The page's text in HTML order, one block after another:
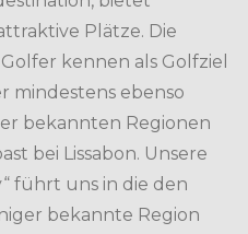
Plätze. Die
kennen als Golfziel
mindestens ebenso
bekannten Regionen
bei Lissabon. Unsere
führt uns in die den
bekannte Region